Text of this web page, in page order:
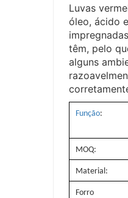
Luvas
óleo, ácido
têm, pelo
alguns
Função:
MOQ:
Material:
Forro